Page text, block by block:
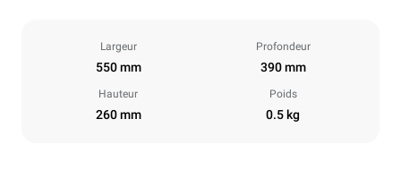
Largeur
550 mm
Profondeur
390 mm
Hauteur
260 mm
Poids
0.5 kg